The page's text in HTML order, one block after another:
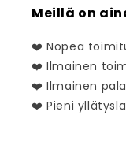
Meillä on
❤️ Nopea
❤️ Ilmainen
❤️ Ilmainen
❤️ Pieni